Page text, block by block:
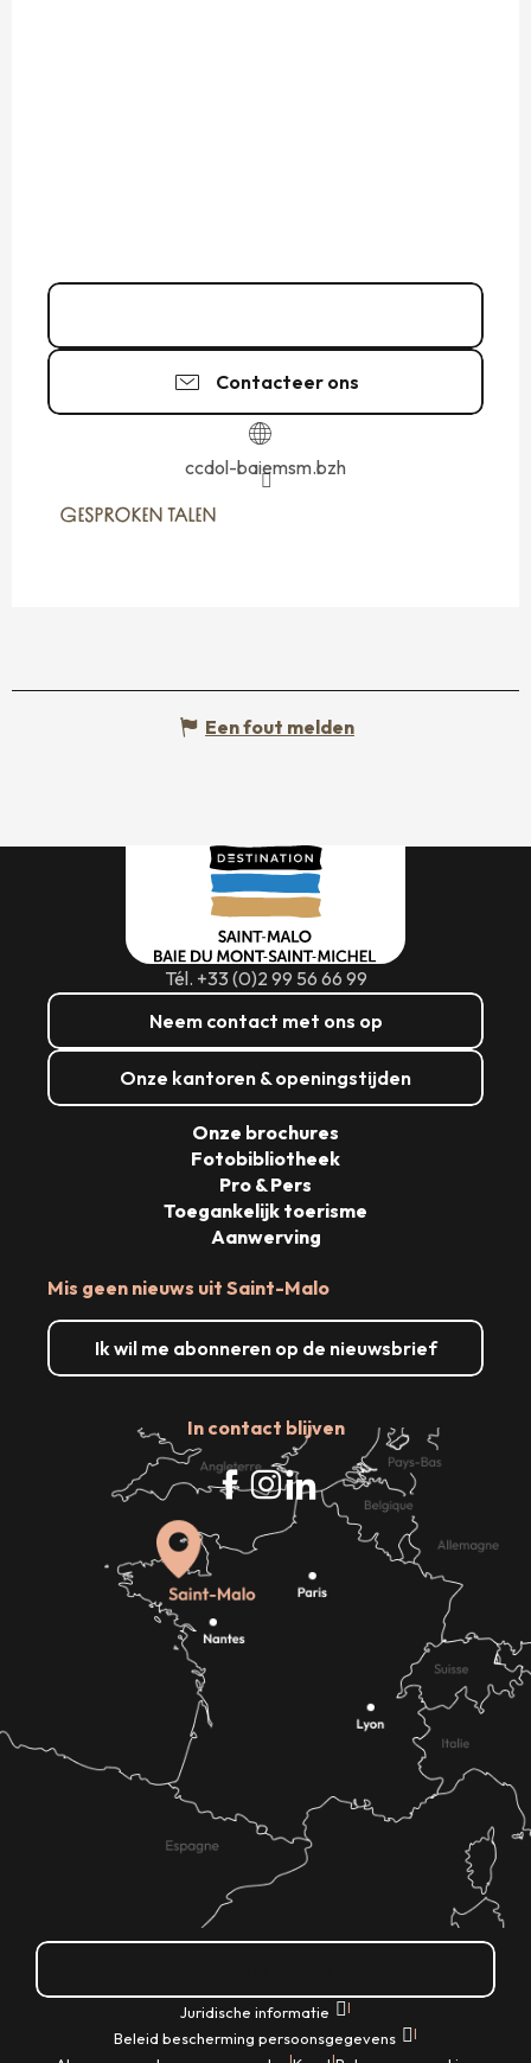
Contacteer ons
ccdol-baiemsm.bzh
GESPROKEN TALEN
GESPROKEN TALEN
Een fout melden
Tél. +33 (0)2 99 56 66 99
Neem contact met ons op
Onze kantoren & openingstijden
Mis geen nieuws uit Saint-Malo
Ik wil me abonneren op de nieuwsbrief
In contact blijven
Onze brochures
Fotobibliotheek
Pro & Pers
Toegankelijk toerisme
Aanwerving
Juridische informatie |
Beleid bescherming persoonsgegevens |